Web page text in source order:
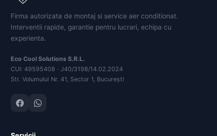
Firma autorizata de montaj si service aer conditionat.
Interventii rapide, garantie pentru lucrari, echipa cu
experienta.
Eco Cool Solutions S.R.L.
CUI: 49595408 · J40/3198/14.02.2024
Str. Volumului Nr. 41, Sector 1, București